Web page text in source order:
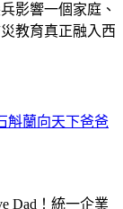
影響一個家庭、
教育真正融入西
斛蘭向天下爸爸
Dad！統一企業